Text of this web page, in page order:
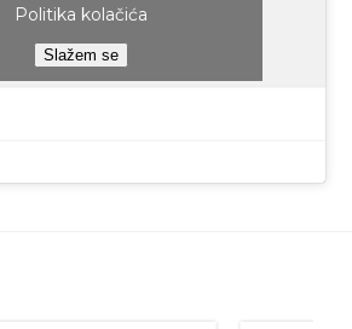
Politika kolačića
Slažem se